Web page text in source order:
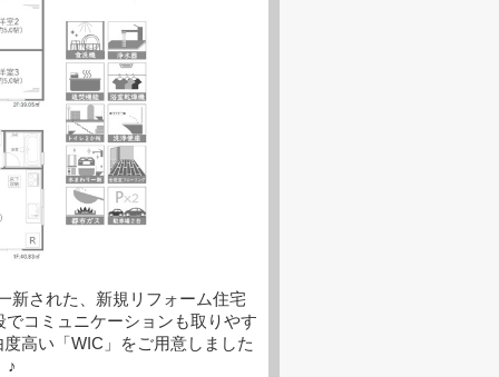
新された、新規リフォーム住宅
コミュニケーションも取りやす
高い「WIC」をご用意しました
♪